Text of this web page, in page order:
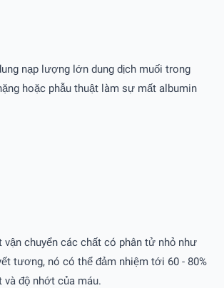
nạp lượng lớn dung dịch muối trong
hoặc phẫu thuật làm sự mất albumin
chuyển các chất có phân tử nhỏ như
tương, nó có thể đảm nhiệm tới 60 - 80%
độ nhớt của máu.